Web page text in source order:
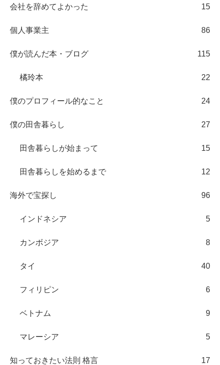
会社を辞めてよかった 15
個人事業主 86
僕が読んだ本・ブログ 115
橘玲本 22
僕のプロフィール的なこと 24
僕の田舎暮らし 27
田舎暮らしが始まって 15
田舎暮らしを始めるまで 12
海外で宝探し 96
インドネシア 5
カンボジア 8
タイ 40
フィリピン 6
ベトナム 9
マレーシア 5
知っておきたい法則 格言 17